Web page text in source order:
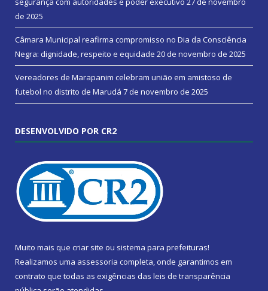
de 2025
Câmara Municipal reafirma compromisso no Dia da Consciência
Negra: dignidade, respeito e equidade 20 de novembro de 2025
Vereadores de Marapanim celebram união em amistoso de
futebol no distrito de Marudá 7 de novembro de 2025
DESENVOLVIDO POR CR2
Muito mais que criar site ou sistema para prefeituras!
Realizamos uma assessoria completa, onde garantimos em
contrato que todas as exigências das leis de transparência